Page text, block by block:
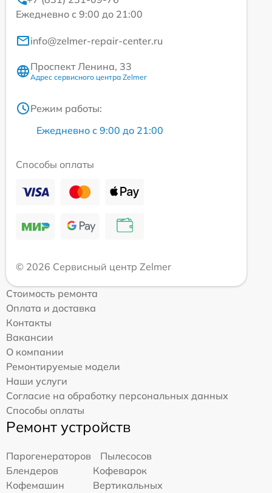
Ежедневно с 9:00 до 21:00
info@zelmer-repair-center.ru
Проспект Ленина, 33
Адрес сервисного центра Zelmer
Режим работы:
Ежедневно с 9:00 до 21:00
Способы оплаты
© 2026 Сервисный центр Zelmer
Стоимость ремонта
Оплата и доставка
Контакты
Вакансии
О компании
Ремонтируемые модели
Наши услуги
Согласие на обработку персональных данных
Способы оплаты
Ремонт устройств
Парогенераторов
Пылесосов
Блендеров
Кофеварок
Кофемашин
Вертикальных